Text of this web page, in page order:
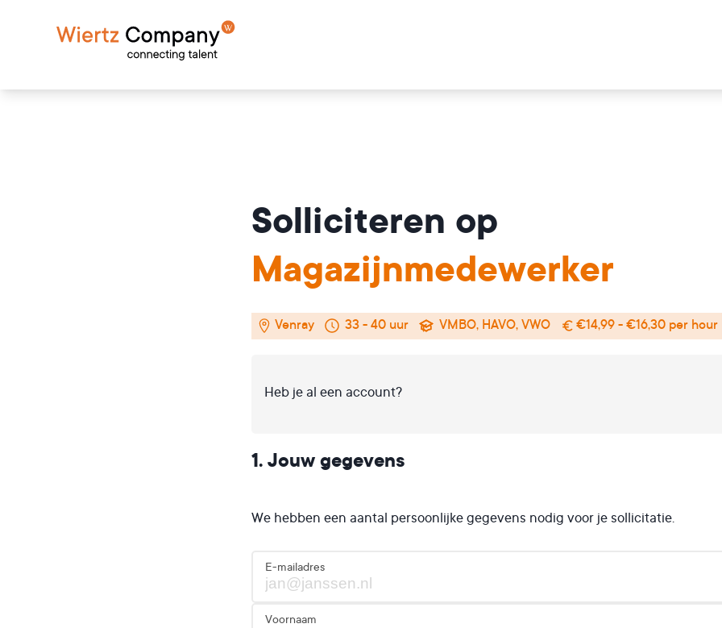
Solliciteren op
Magazijnmedewerker
Venray 33 - 40 uur VMBO, HAVO, VWO €14,99 - €16,30 per hour
Heb je al een account?
1. Jouw gegevens
We hebben een aantal persoonlijke gegevens nodig voor je sollicitatie.
E-mailadres
Voornaam